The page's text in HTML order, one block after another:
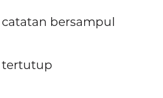
bersampul
tertutup